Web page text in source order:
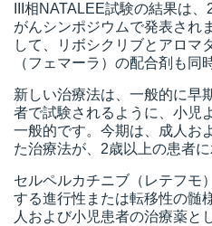
III相NATALEE試験の結果は
がんシンポジウムで発表され
して、リボシクリブとアロマ
（フェマーラ）の配合剤も同
新しい治療法は、一般的に早
者で試験されるように、小児
一般的です。今期は、成人お
た治療法が、2歳以上の患者に
セルペルカチニブ（レテフモ
する進行性または転移性の髄
人および小児患者の治療薬と